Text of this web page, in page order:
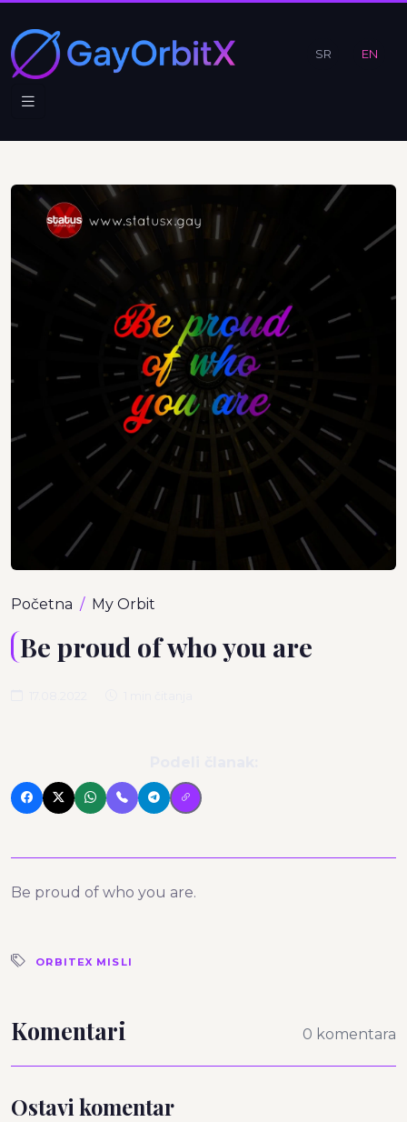
SR EN
Početna My Orbit
Be proud of who you are
Be proud of who you are.
ORBITEX MISLI
Komentari 0 komentara
Ostavi komentar